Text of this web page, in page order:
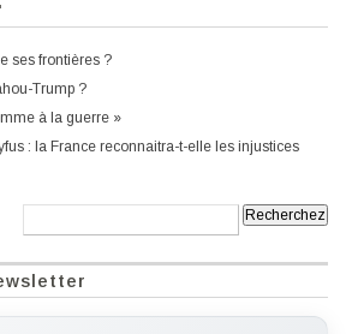
ses frontières ?
Trump ?
à la guerre »
: la France reconnaitra-t-elle les injustices